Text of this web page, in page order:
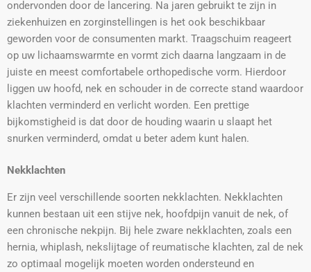
ondervonden door de lancering. Na jaren gebruikt te zijn in
ziekenhuizen en zorginstellingen is het ook beschikbaar
geworden voor de consumenten markt. Traagschuim reageert
op uw lichaamswarmte en vormt zich daarna langzaam in de
juiste en meest comfortabele orthopedische vorm. Hierdoor
liggen uw hoofd, nek en schouder in de correcte stand waardoor
klachten verminderd en verlicht worden. Een prettige
bijkomstigheid is dat door de houding waarin u slaapt het
snurken verminderd, omdat u beter adem kunt halen.
Nekklachten
Er zijn veel verschillende soorten nekklachten. Nekklachten
kunnen bestaan uit een stijve nek, hoofdpijn vanuit de nek, of
een chronische nekpijn. Bij hele zware nekklachten, zoals een
hernia, whiplash, nekslijtage of reumatische klachten, zal de nek
zo optimaal mogelijk moeten worden ondersteund en